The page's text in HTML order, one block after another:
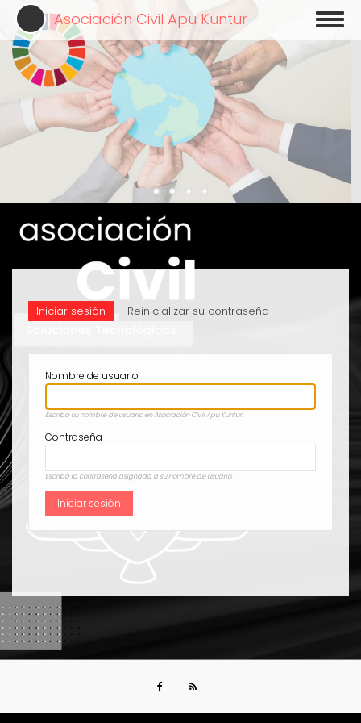
Pasar
contenido
principal
Asociación Civil Apu Kuntur
SOLAPAS
Iniciar sesión (solapa
activa)
Reinicializar su contraseña
Nombre de usuario
Escriba su nombre de usuario en Asociación Civil Apu Kuntur.
Contraseña
Escriba la contraseña asignada a su nombre de usuario.